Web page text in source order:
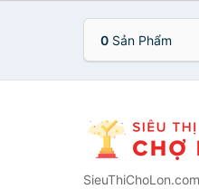
0 Sản Phẩm